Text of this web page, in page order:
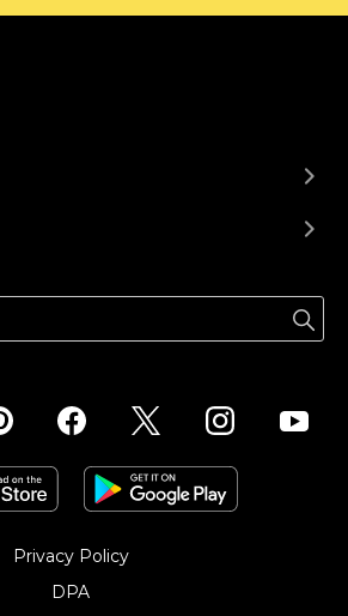
Privacy Policy
DPA